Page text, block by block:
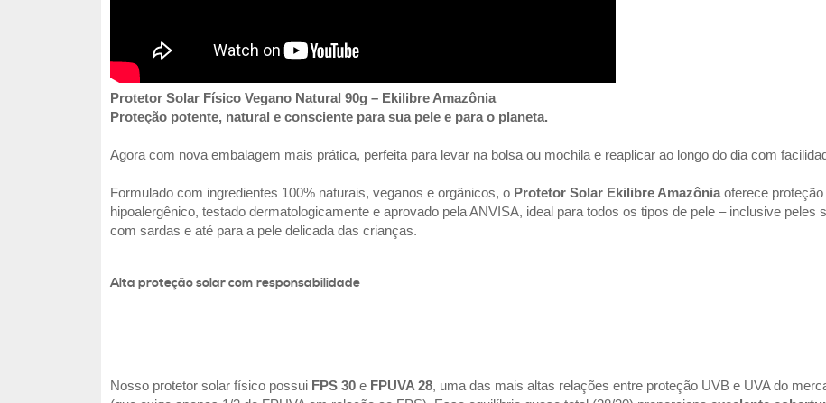
Protetor Solar Físico Vegano Natural 90g – Ekilibre Amazônia
Proteção potente, natural e consciente para sua pele e para o planeta.
Agora com nova embalagem mais prática, perfeita para levar na bolsa ou mochila e reaplicar ao longo do dia com
Formulado com ingredientes 100% naturais, veganos e orgânicos, o Protetor Solar Ekilibre Amazônia oferece
hipoalergênico, testado dermatologicamente e aprovado pela ANVISA, ideal para todos os tipos de pele – inclusive
com sardas e até para a pele delicada das crianças.
Alta proteção solar com responsabilidade
Nosso protetor solar físico possui FPS 30 e FPUVA 28, uma das mais altas relações entre proteção UVB e UVA do